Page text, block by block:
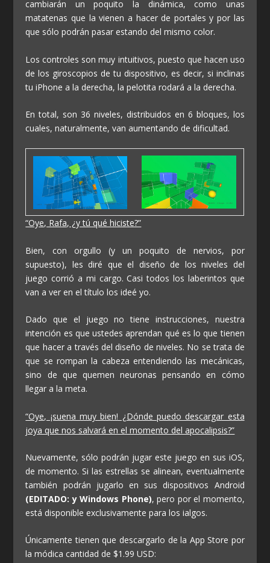
cambiarán un poquito la dinámica, como unas
matatenas que la vienen a hacer de portales y por las
que sólo podrán pasar estando del mismo color.
Los controles son muy intuitivos, puesto que hacen uso
de los giroscopios de tu dispositivo, es decir, si inclinas
tu iPhone a la derecha, la pelotita rodará a la derecha.
En total, son 36 niveles, distribuidos en 6 bloques, los
cuales, naturalmente, van aumentando de dificultad.
“Oye, Rafa, ¿y tú qué hiciste?”
Bien, con orgullo (y un poquito de nervios, por
supuesto), les diré que el diseño de los niveles del
juego corrió a mi cargo. Casi todos los laberintos que
van a ver en el título los ideé yo.
Dado que el juego no tiene instrucciones, nuestra
intención es que ustedes aprendan qué es lo que tienen
que hacer a través del diseño de niveles. No se trata de
que se rompan la cabeza entendiendo las mecánicas,
sino de que quemen neuronas pensando en cómo
llegar a la meta.
“Oye, ¡suena muy bien! ¿Dónde puedo descargar esta
joya que nos salvará en el momento del apocalipsis?”
Nuevamente, sólo podrán jugar este juego en sus iOS,
de momento. Si las estrellas se alinean, eventualmente
también podrán jugarlo en sus dispositivos Android
(EDITADO: y Windows Phone), pero por el momento,
está disponible exclusivamente para los ialgos.
Únicamente tienen que descargarlo de la App Store por
la módica cantidad de $1.99 USD: